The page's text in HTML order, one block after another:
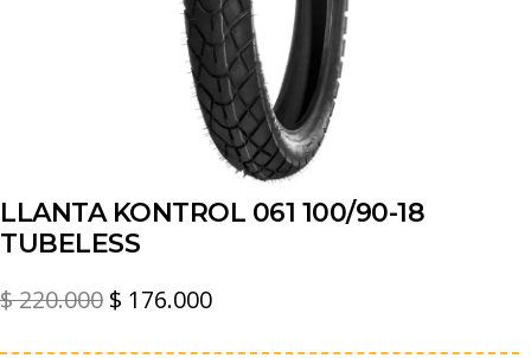
LLANTA KONTROL 061 100/90-18
TUBELESS
$220.000 El
$ 176.000El